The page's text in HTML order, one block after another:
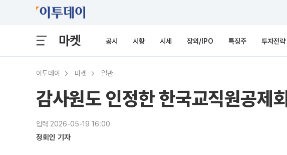
마켓 공시 시황 시세 장외/IPO 특징주 투자전략
이투데이 마켓 일반
감사원도 인정한 한국교직원공
입력 2026-05-19 16:00
정회인 기자